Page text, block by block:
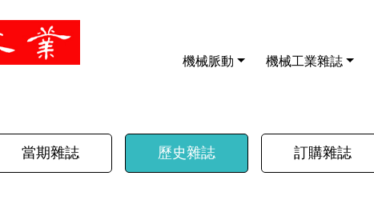
機械脈動 機械工業雜誌
當期雜誌 歷史雜誌 訂購雜誌